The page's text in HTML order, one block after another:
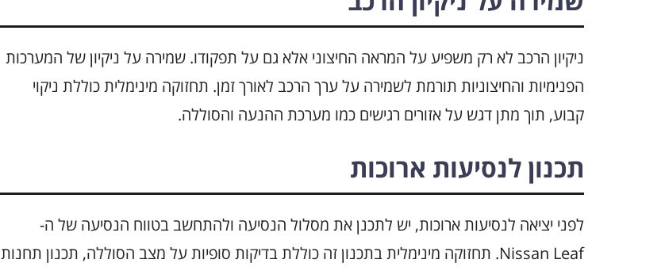
ניקיון הרכב לא רק משפיע על המראה החיצוני אלא גם על תפקודו. שמירה על ניקיון של המערכות
הפנימיות והחיצוניות תורמת לשמירה על ערך הרכב לאורך זמן. תחזוקה מינימלית כוללת ניקוי
קבוע, תוך מתן דגש על אזורים רגישים כמו מערכת ההנעה והסוללה.
תכנון לנסיעות ארוכות
לפני יציאה לנסיעות ארוכות, יש לתכנן את מסלול הנסיעה ולהתחשב בטווח הנסיעה של ה-
Nissan Leaf. תחזוקה מינימלית בתכנון זה כוללת בדיקות סופיות על מצב הסוללה, תכנון תחנות